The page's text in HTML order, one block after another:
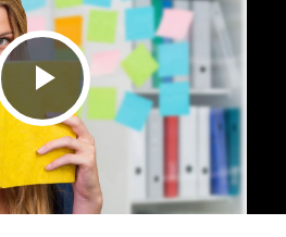
Play Video